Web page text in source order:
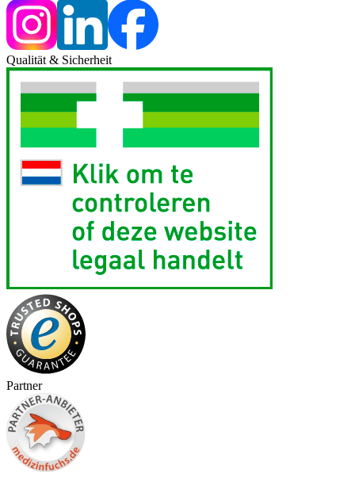
Qualität & Sicherheit
Partner